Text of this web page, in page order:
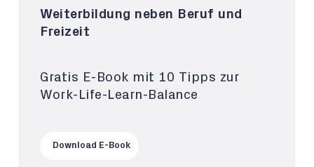
Weiterbildung neben Beruf und
Freizeit
Gratis E-Book mit 10 Tipps zur
Work-Life-Learn-Balance
Download E-Book